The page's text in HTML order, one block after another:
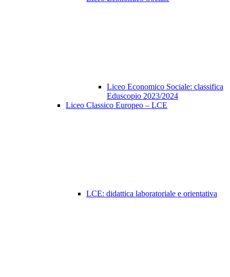
Liceo Economico Sociale: classifica
Eduscopio 2023/2024
Liceo Classico Europeo – LCE
LCE: didattica laboratoriale e orientativa